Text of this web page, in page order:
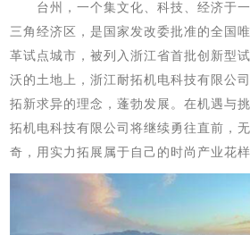
台州，一个集文化 、科技 、经济于
三角经济区，是国家发改委批准的全国
革试点城市，被列入浙江省首批创新型
沃的土地上，浙江耐拓机电科技有限公司
拓新求异的理念，蓬勃发展。在机遇与
拓机电科技有限公司将继续勇往直前，
奇，用实力拓展属于自己的时尚产业花